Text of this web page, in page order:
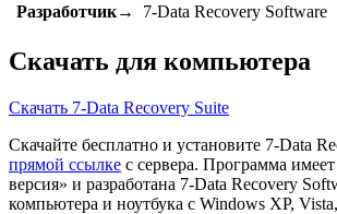
Разработчик→
7-Data Recovery Software
Скачать для компьютера
Скачать 7-Data Recovery Suite
Скачайте бесплатно и установите 7-Data
прямой ссылке с сервера. Программа
версия» и разработана 7-Data Recovery
компьютера и ноутбука с Windows XP,